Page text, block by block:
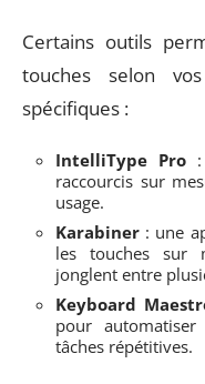
Certains outils
touches selon
spécifiques :
IntelliType Pro:
raccourcis sur
usage.
Karabiner : une
les touches sur
jonglent entre
Keyboard
pour automatiser
tâches répétitives.